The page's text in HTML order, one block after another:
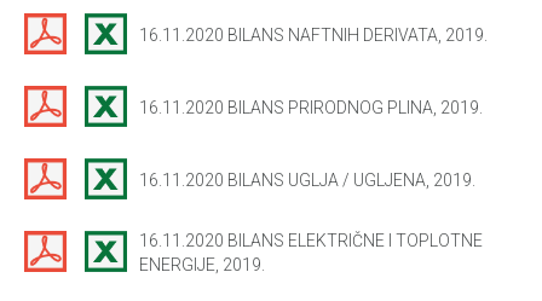
16.11.2020 BILANS NAFTNIH DERIVATA, 2019.
16.11.2020 BILANS PRIRODNOG PLINA, 2019.
16.11.2020 BILANS UGLJA / UGLJENA, 2019.
16.11.2020 BILANS ELEKTRIČNE I TOPLOTNE
ENERGIJE, 2019.